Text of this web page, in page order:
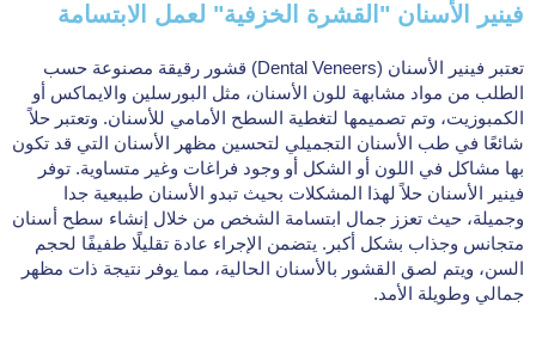
فينير الأسنان "القشرة الخزفية" لعمل الابتسامة
تعتبر فينير الأسنان (Dental Veneers) قشور رقيقة مصنوعة حسب
الطلب من مواد مشابهة للون الأسنان، مثل البورسلين والايماكس أو
الكمبوزيت، وتم تصميمها لتغطية السطح الأمامي للأسنان. وتعتبر حلاً
شائعًا في طب الأسنان التجميلي لتحسين مظهر الأسنان التي قد تكون
بها مشاكل في اللون أو الشكل أو وجود فراغات وغير متساوية. توفر
فينير الأسنان حلاً لهذا المشكلات بحيث تبدو الأسنان طبيعية جدا
وجميلة، حيث تعزز جمال ابتسامة الشخص من خلال إنشاء سطح أسنان
متجانس وجذاب بشكل أكبر. يتضمن الإجراء عادة تقليلًا طفيفًا لحجم
السن، ويتم لصق القشور بالأسنان الحالية، مما يوفر نتيجة ذات مظهر
جمالي وطويلة الأمد.